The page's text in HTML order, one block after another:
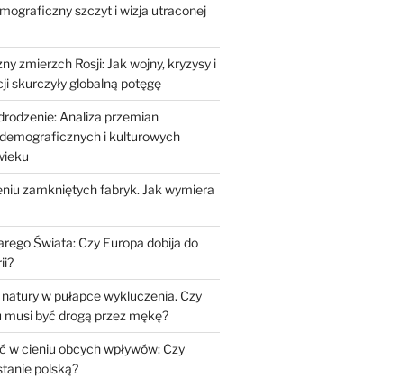
szczyt i wizja utraconej
zmierzch Rosji: Jak wojny, kryzysy i
skurczyły globalną potęgę
Analiza przemian
i kulturowych
zamkniętych fabryk. Jak wymiera
Świata: Czy Europa dobija do
w pułapce wykluczenia. Czy
musi być drogą przez mękę?
w cieniu obcych wpływów: Czy
polską?